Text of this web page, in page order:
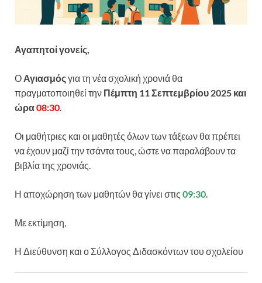
Αγαπητοί γονείς,
Ο Αγιασμόςγια τη νέα σχολική χρονιά θα
πραγματοποιηθεί την Πέμπτη 11 Σεπτεμβρίου 2025 και
ώρα08:30
Οι μαθήτριες και οι μαθητές όλων των τάξεων θα πρέπει
να έχουν μαζί την τσάντα τους, ώστε να παραλάβουν τα
βιβλία της χρονιάς.
Η αποχώρηση των μαθητών θα γίνει στις 09:30
Με εκτίμηση,
Η Διεύθυνση και ο Σύλλογος Διδασκόντων του σχολείου